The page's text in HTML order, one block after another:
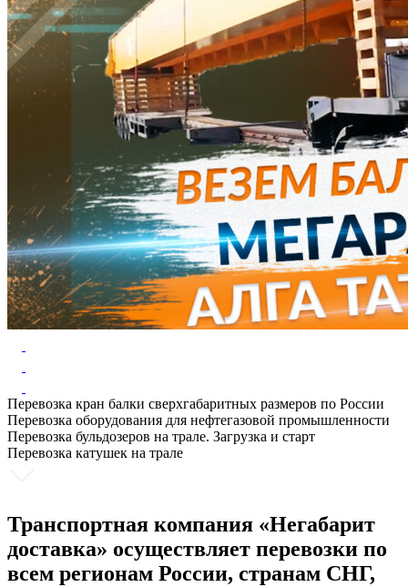
Перевозка кран балки сверхгабаритных размеров по России
Перевозка оборудования для нефтегазовой промышленности
Перевозка бульдозеров на трале. Загрузка и старт
Перевозка катушек на трале
Транспортная компания «Негабарит
доставка» осуществляет перевозки по
всем регионам России, странам СНГ,